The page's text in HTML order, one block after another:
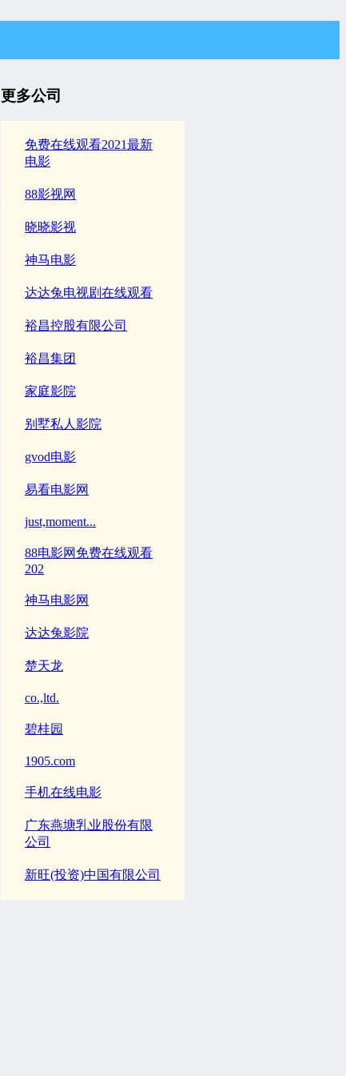
更多公司
免费在线观看2021最新
电影
88影视网
晓晓影视
神马电影
达达兔电视剧在线观看
裕昌控股有限公司
裕昌集团
家庭影院
别墅私人影院
gvod电影
易看电影网
just,moment...
88电影网免费在线观看
202
神马电影网
达达兔影院
楚天龙
co.,ltd.
碧桂园
1905.com
手机在线电影
广东燕塘乳业股份有限
公司
新旺(投资)中国有限公司